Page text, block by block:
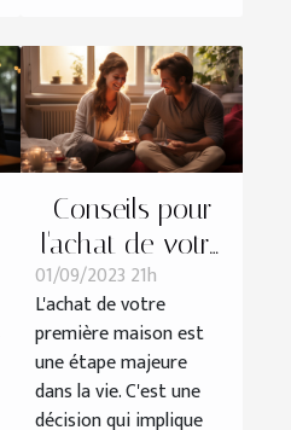
Conseils pour
l'achat de votre
première maison
avec Zan Bon
Immobilier
01/09/2023 21h
L'achat de votre
première maison est
une étape majeure
dans la vie. C'est une
décision qui implique